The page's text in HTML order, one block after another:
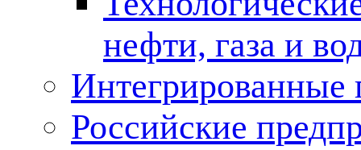
нефти, газа и
Российские